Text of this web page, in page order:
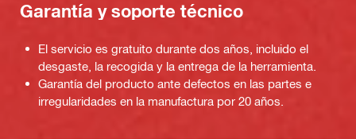
Garantía y soporte técnico
El servicio es gratuito durante dos años, incluido el
desgaste, la recogida y la entrega de la herramienta.
Garantía del producto ante defectos en las partes e
irregularidades en la manufactura por 20 años.